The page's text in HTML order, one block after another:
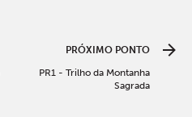
PRÓXIMO PONTO
PR1 - Trilho da Montanha
Sagrada